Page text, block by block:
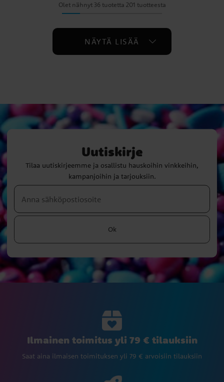
Olet nähnyt 36 tuotetta 201 tuotteesta
NÄYTÄ LISÄÄ
Uutiskirje
Tilaa uutiskirjeemme ja osallistu hauskoihin vinkkeihin,
kampanjoihin ja tarjouksiin.
Ok
Ilmainen toimitus yli 79 € tilauksiin
Saat aina ilmaisen toimituksen yli 79 € arvoisiin tilauksiin